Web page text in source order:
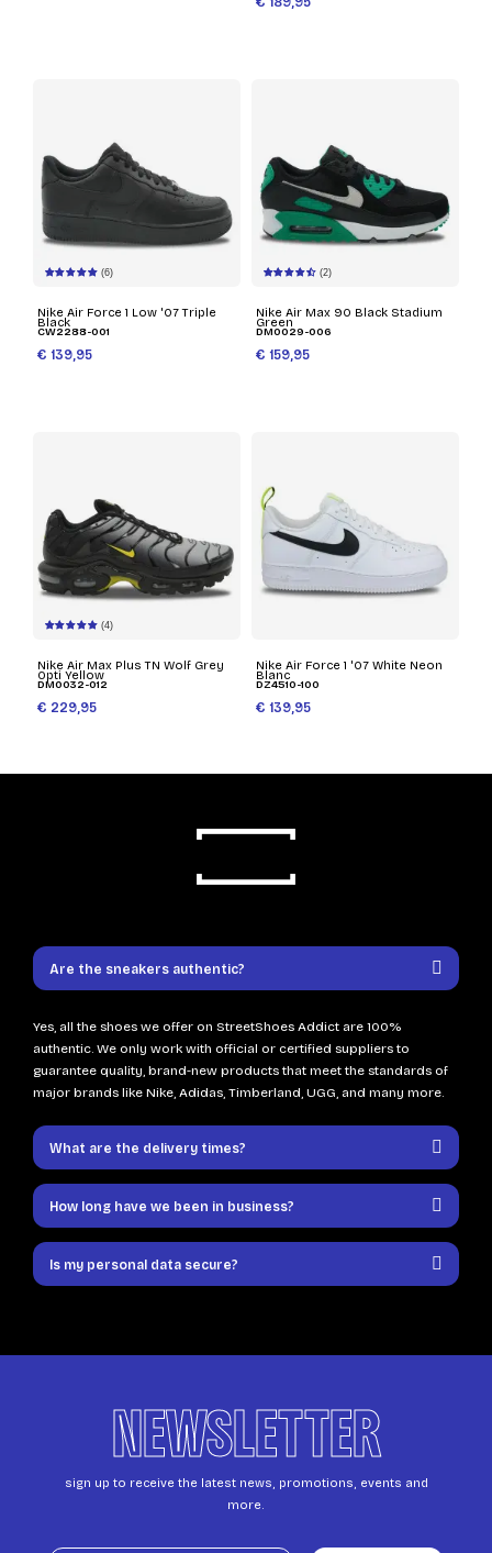
(6)
Nike Air Force 1 Low '07 Triple
Black
CW2288-001
€ 139,95
(2)
Nike Air Max 90 Black Stadium
Green
DM0029-006
€ 159,95
(4)
Nike Air Max Plus TN Wolf Grey
Opti Yellow
DM0032-012
€ 229,95
Nike Air Force 1 '07 White Neon
Blanc
DZ4510-100
€ 139,95
Are the sneakers authentic?
Yes, all the shoes we offer on StreetShoes Addict are 100%
authentic. We only work with official or certified suppliers to
guarantee quality, brand-new products that meet the standards of
major brands like Nike, Adidas, Timberland, UGG, and many more.
What are the delivery times?
How long have we been in business?
Is my personal data secure?
NEWSLETTER
sign up to receive the latest news, promotions, events and
more.